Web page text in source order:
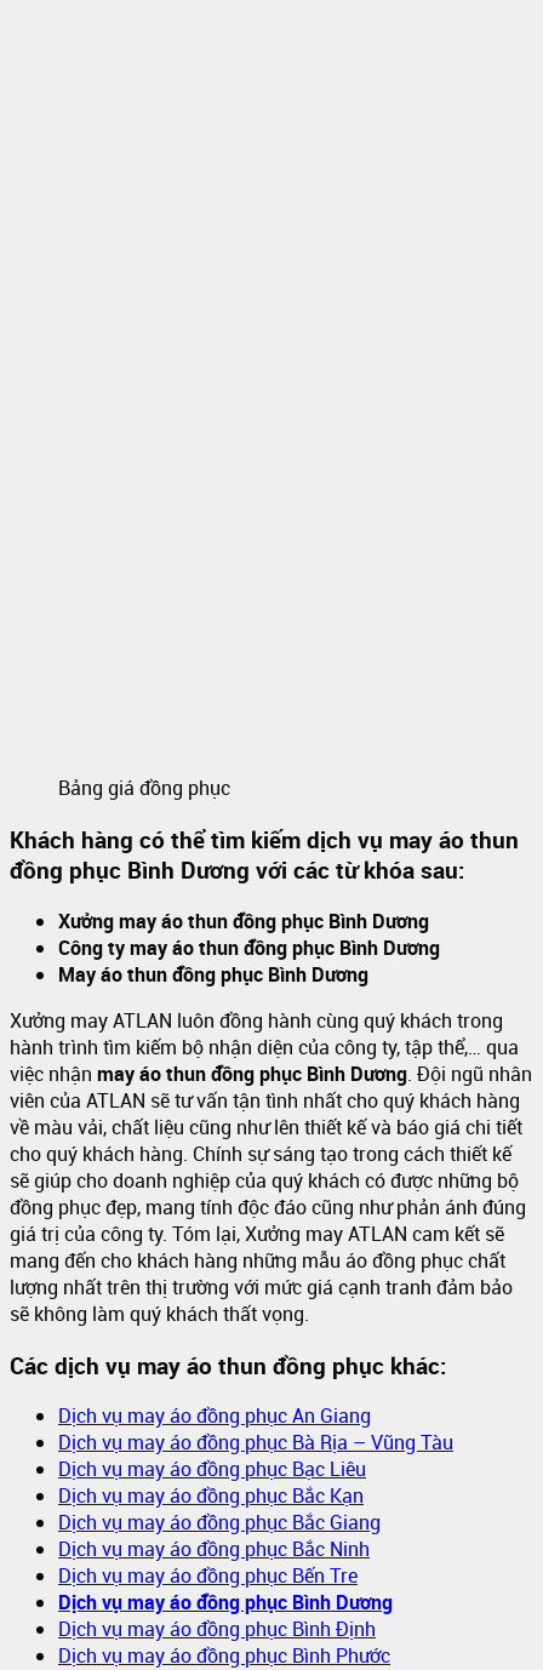
Bảng giá đồng phục
Khách hàng có thể tìm kiếm dịch vụ may áo thun
đồng phục Bình Dương với các từ khóa sau:
Xưởng may áo thun đồng phục Bình Dương
Công ty may áo thun đồng phục Bình Dương
May áo thun đồng phục Bình Dương
Xưởng may ATLAN luôn đồng hành cùng quý khách trong
hành trình tìm kiếm bộ nhận diện của công ty, tập thể,… qua
việc nhận may áo thun đồng phục Bình Dương. Đội ngũ nhân
viên của ATLAN sẽ tư vấn tận tình nhất cho quý khách hàng
về màu vải, chất liệu cũng như lên thiết kế và báo giá chi tiết
cho quý khách hàng. Chính sự sáng tạo trong cách thiết kế
sẽ giúp cho doanh nghiệp của quý khách có được những bộ
đồng phục đẹp, mang tính độc đáo cũng như phản ánh đúng
giá trị của công ty. Tóm lại, Xưởng may ATLAN cam kết sẽ
mang đến cho khách hàng những mẫu áo đồng phục chất
lượng nhất trên thị trường với mức giá cạnh tranh đảm bảo
sẽ không làm quý khách thất vọng.
Các dịch vụ may áo thun đồng phục khác:
Dịch vụ may áo đồng phục An Giang
Dịch vụ may áo đồng phục Bà Rịa – Vũng Tàu
Dịch vụ may áo đồng phục Bạc Liêu
Dịch vụ may áo đồng phục Bắc Kạn
Dịch vụ may áo đồng phục Bắc Giang
Dịch vụ may áo đồng phục Bắc Ninh
Dịch vụ may áo đồng phục Bến Tre
Dịch vụ may áo đồng phục Bình Dương
Dịch vụ may áo đồng phục Bình Định
Dịch vụ may áo đồng phục Bình Phước